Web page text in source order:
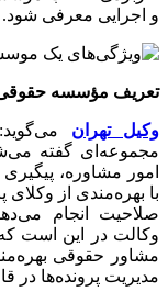
و اجرایی معرفی شود.
تعریف مؤسسه
وکیل تهران
مجموعه‌ای گفته
امور مشاوره،
با بهره‌مندی از
صلاحیت انجام
وکالت در این است
مشاور حقوقی
مدیریت پرونده‌ها در